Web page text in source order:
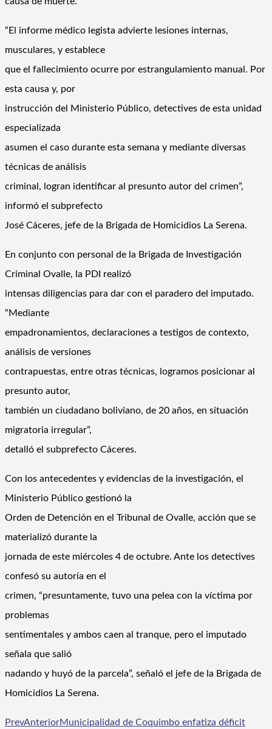
“El informe médico legista advierte lesiones internas,
musculares, y establece
que el fallecimiento ocurre por estrangulamiento manual. Por
esta causa y, por
instrucción del Ministerio Público, detectives de esta unidad
especializada
asumen el caso durante esta semana y mediante diversas
técnicas de análisis
criminal, logran identificar al presunto autor del crimen”,
informó el subprefecto
José Cáceres, jefe de la Brigada de Homicidios La Serena.
En conjunto con personal de la Brigada de Investigación
Criminal Ovalle, la PDI realizó
intensas diligencias para dar con el paradero del imputado.
“Mediante
empadronamientos, declaraciones a testigos de contexto,
análisis de versiones
contrapuestas, entre otras técnicas, logramos posicionar al
presunto autor,
también un ciudadano boliviano, de 20 años, en situación
migratoria irregular”,
detalló el subprefecto Cáceres.
Con los antecedentes y evidencias de la investigación, el
Ministerio Público gestionó la
Orden de Detención en el Tribunal de Ovalle, acción que se
materializó durante la
jornada de este miércoles 4 de octubre. Ante los detectives
confesó su autoría en el
crimen, “presuntamente, tuvo una pelea con la víctima por
problemas
sentimentales y ambos caen al tranque, pero el imputado
señala que salió
nadando y huyó de la parcela”, señaló el jefe de la Brigada de
Homicidios La Serena.
PrevAnteriorMunicipalidad de Coquimbo enfatiza déficit